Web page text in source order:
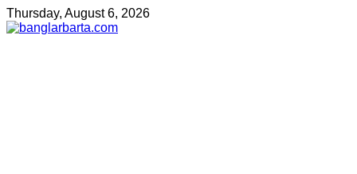
Thursday, August 6, 2026